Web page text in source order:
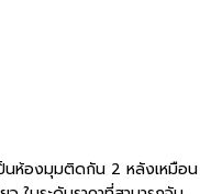
นห้องมุมติดกัน 2 หลังเหมือน